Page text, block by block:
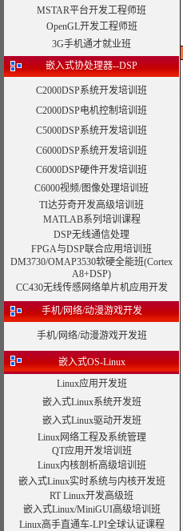
MSTAR平台开发工程师班
OpenGL开发工程师班
3G手机通才就业班
嵌入式协处理器--DSP
C2000DSP系统开发培训班
C2000DSP电机控制培训班
C5000DSP系统开发培训班
C6000DSP系统开发培训班
C6000DSP硬件开发培训班
C6000视频/图像处理培训班
TI达芬奇开发高级培训班
MATLAB系列培训课程
DSP无线通信处理
FPGA与DSP联合应用培训班
DM3730/OMAP3530软硬全能班(Cortex
A8+DSP)
CC430无线传感网络单片机应用开发
手机/网络/动漫游戏开发
手机/网络/动漫游戏开发班
嵌入式OS-Linux
Linux应用开发班
嵌入式Linux系统开发班
嵌入式Linux驱动开发班
Linux网络工程及系统管理
QT应用开发培训班
Linux内核剖析高级培训班
嵌入式Linux实时系统与内核开发班
RT Linux开发高级班
嵌入式Linux/MiniGUI高级培训班
Linux高手直通车-LPI全球认证课程